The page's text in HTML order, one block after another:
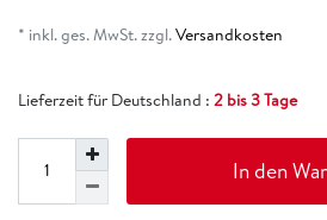
* inkl. ges. MwSt. zzgl.Versandkosten
Lieferzeit für Deutschland : 2 bis 3 Tage
In den